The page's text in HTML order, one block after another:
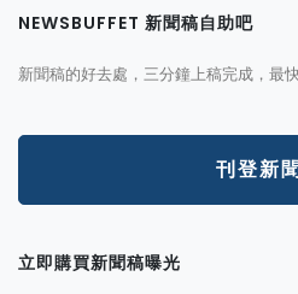
NEWSBUFFET 新聞稿自助吧
新聞稿的好去處，三分鐘上稿完成，最
刊登新
立即購買新聞稿曝光